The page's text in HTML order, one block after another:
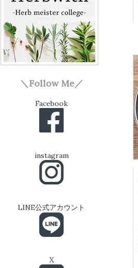
＼Follow Me／
Facebook
instagram
LINE公式アカウント
X